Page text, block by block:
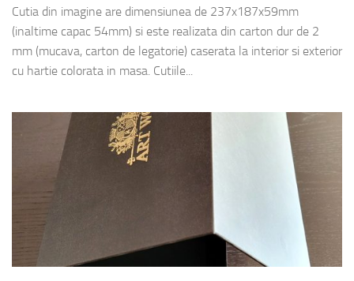
Cutia din imagine are dimensiunea de 237x187x59mm
(inaltime capac 54mm) si este realizata din carton dur de 2
mm (mucava, carton de legatorie) caserata la interior si exterior
cu hartie colorata in masa. Cutiile...